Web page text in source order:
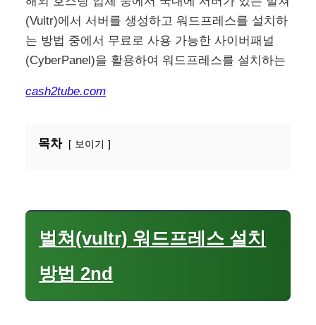
(Vultr)에서 서버를 생성하고 워드프레스를 설치하
는 방법 중에서 무료로 사용 가능한 사이버패널
(CyberPanel)을 활용하여 워드프레스를 설치하는
cash2tube.com
목차 보이기
벌쳐(vultr) 워드프레스 설치
방법 2nd